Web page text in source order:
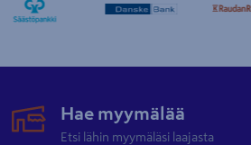
Hae myymälää
Etsi lähin myymäläsi laajasta